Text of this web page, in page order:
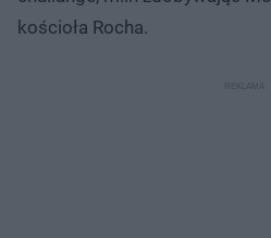
kościoła Rocha.